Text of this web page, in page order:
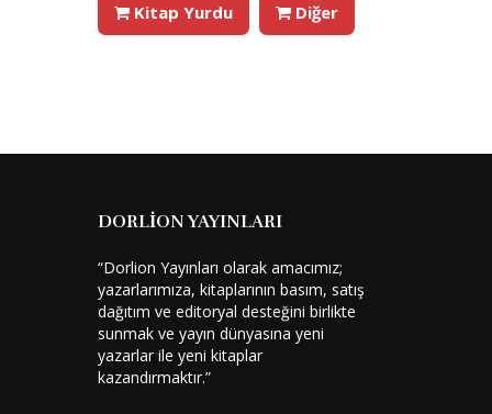
Kitap Yurdu Diğer
DORLİON YAYINLARI
“Dorlion Yayınları olarak amacımız;
yazarlarımıza, kitaplarının basım, satış
dağıtım ve editoryal desteğini birlikte
sunmak ve yayın dünyasına yeni
yazarlar ile yeni kitaplar
kazandırmaktır.”